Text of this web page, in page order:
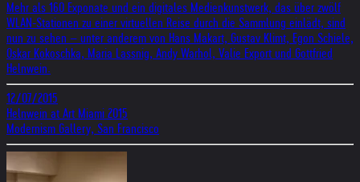
Mehr als 160 Exponate und ein digitales Medienkunstwerk, das über zwölf
WLAN-Stationen zu einer virtuellen Reise durch die Sammlung einlädt, sind
nun zu sehen – unter anderem von Hans Makart, Gustav Klimt, Egon Schiele,
Oskar Kokoschka, Maria Lassnig, Andy Warhol, Valie Export und Gottfried
Helnwein.
12/07/2015
Helnwein at Art Miami 2015
Modernism Gallery, San Francisco